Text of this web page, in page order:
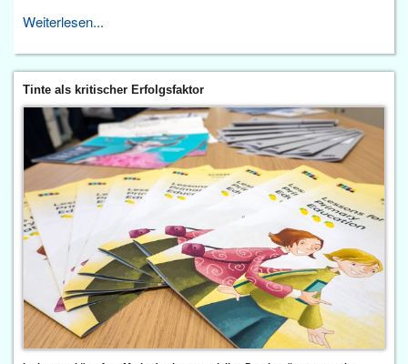
Weiterlesen...
Tinte als kritischer Erfolgsfaktor